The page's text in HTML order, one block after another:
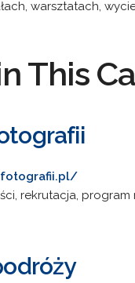
warsztatach,
This
rekrutacja, program